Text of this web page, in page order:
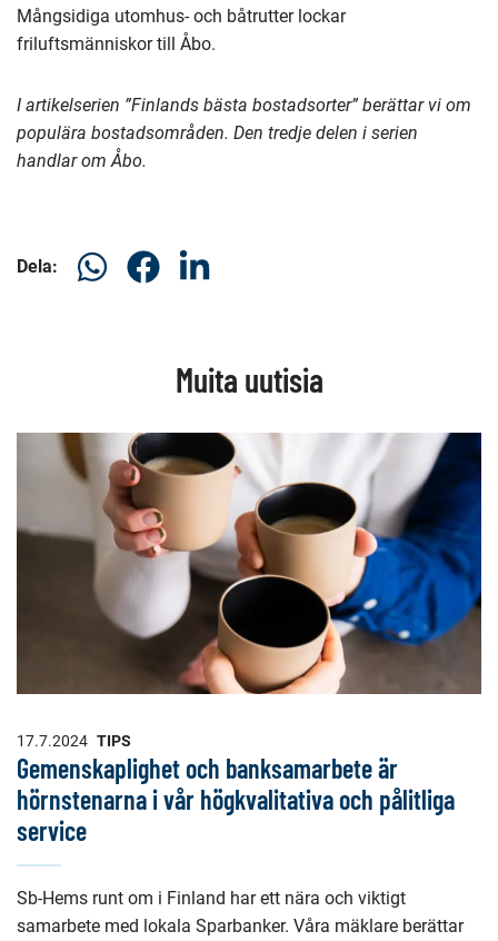
Mångsidiga utomhus- och båtrutter lockar
friluftsmänniskor till Åbo.
I artikelserien ”Finlands bästa bostadsorter” berättar vi om
populära bostadsområden. Den tredje delen i serien
handlar om Åbo.
Dela:
Dela
Dela
på
Dela
Muita uutisia
17.7.2024 TIPS
Gemenskaplighet och banksamarbete är
hörnstenarna i vår högkvalitativa och pålitliga
service
Sb-Hems runt om i Finland har ett nära och viktigt
samarbete med lokala Sparbanker. Våra mäklare berättar